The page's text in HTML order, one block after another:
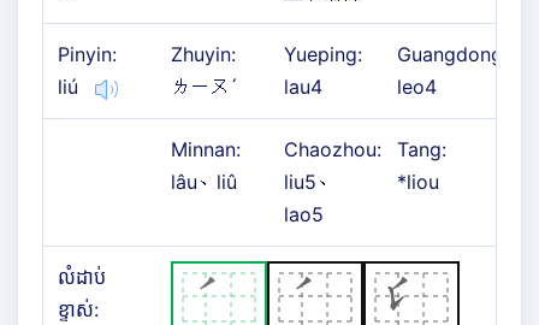
Pinyin:
liú
Zhuyin:
ㄌㄧㄡˊ
Yueping:
lau4
Guangdong:
leo4
Minnan:
lâu、liû
Chaozhou:
liu5、
lao5
Tang:
*liou
លំដាប់
ខ្ទាស់: